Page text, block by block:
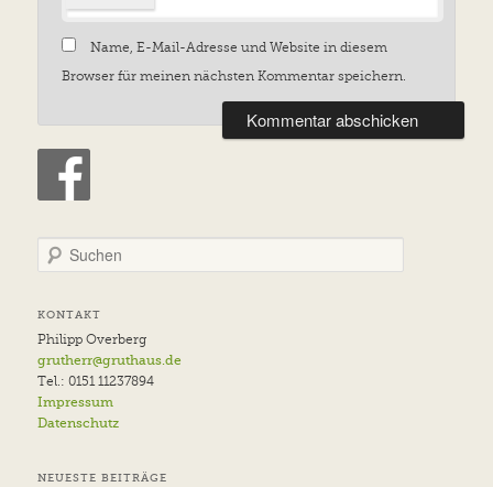
Name, E-Mail-Adresse und Website in diesem
Browser für meinen nächsten Kommentar speichern.
u
h
e
KONTAKT
Philipp Overberg
grutherr@gruthaus.de
Tel.: 0151 11237894
Impressum
Datenschutz
NEUESTE BEITRÄGE